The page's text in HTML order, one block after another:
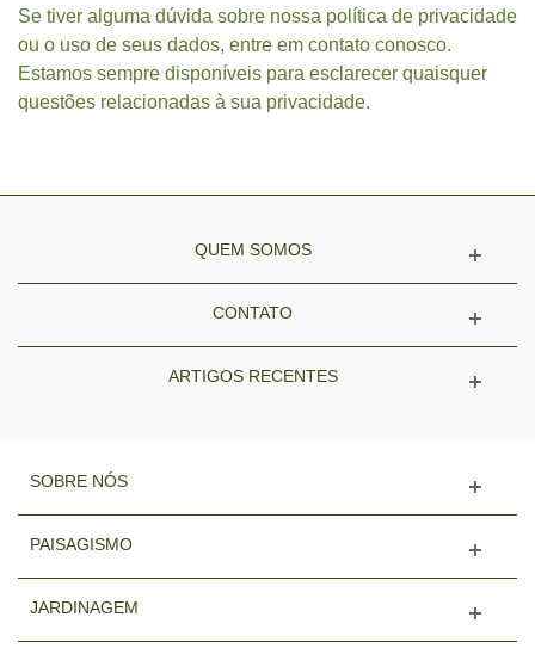
Se tiver alguma dúvida sobre nossa política de privacidade
ou o uso de seus dados, entre em contato conosco.
Estamos sempre disponíveis para esclarecer quaisquer
questões relacionadas à sua privacidade.
QUEM SOMOS
CONTATO
ARTIGOS RECENTES
SOBRE NÓS
PAISAGISMO
JARDINAGEM